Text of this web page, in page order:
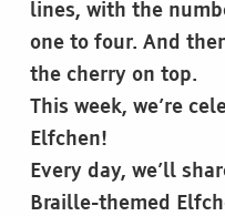
lines, with the
one to four. And
the cherry on top.
This week, we’re
Elfchen!
Every day, we’ll
Braille-themed